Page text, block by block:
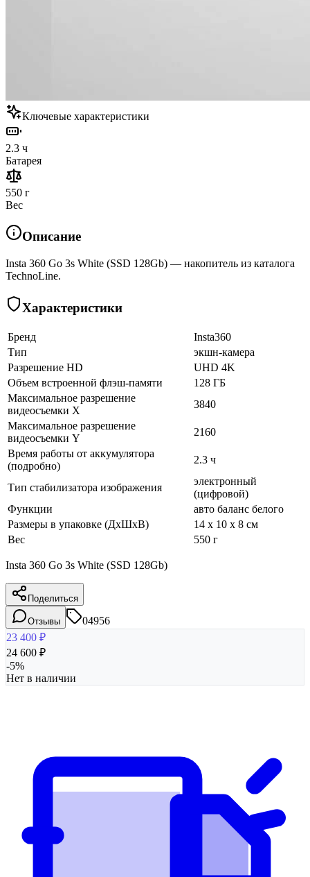
Ключевые характеристики
2.3 ч
Батарея
550 г
Вес
Описание
Insta 360 Go 3s White (SSD 128Gb) — накопитель из каталога
TechnoLine.
Характеристики
Бренд
Insta360
Тип
экшн-камера
Разрешение HD
UHD 4K
Объем встроенной флэш-памяти
128 ГБ
Максимальное разрешение
видеосъемки X
3840
Максимальное разрешение
видеосъемки Y
2160
Время работы от аккумулятора
(подробно)
2.3 ч
Тип стабилизатора изображения
электронный
(цифровой)
Функции
авто баланс белого
Размеры в упаковке (ДхШхВ)
14 x 10 x 8 см
Вес
550 г
Insta 360 Go 3s White (SSD 128Gb)
Поделиться
Отзывы
04956
23 400 ₽
24 600 ₽
-5%
Нет в наличии